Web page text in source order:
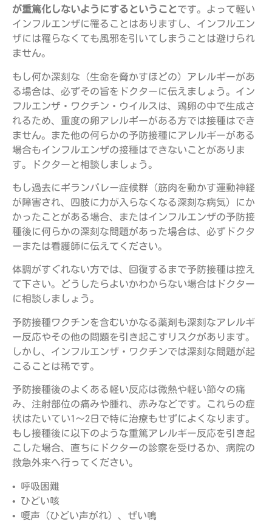
が重篤化しないようにするということです。よって軽い
インフルエンザに罹ることはありますし、インフルエン
ザには罹らなくても風邪を引いてしまうことは避けられ
ません。
もし何か深刻な（生命を脅かすほどの）アレルギーがあ
る場合は、必ずその旨をドクターに伝えましょう。イン
フルエンザ・ワクチン・ウイルスは、鶏卵の中で生成さ
れるため、重度の卵アレルギーがある方では接種はでき
ません。また他の何らかの予防接種にアレルギーがある
場合もインフルエンザの接種はできないことがありま
す。ドクターと相談しましょう。
もし過去にギランバレー症候群（筋肉を動かす運動神経
が障害され、四肢に力が入らなくなる深刻な病気）にか
かったことがある場合、またはインフルエンザの予防接
種後に何らかの深刻な問題があった場合は、必ずドクタ
ーまたは看護師に伝えてください。
体調がすぐれない方では、回復するまで予防接種は控え
て下さい。どうしたらよいかわからない場合はドクター
に相談しましょう。
予防接種ワクチンを含むいかなる薬剤も深刻なアレルギ
ー反応やその他の問題を引き起こすリスクがあります。
しかし、インフルエンザ・ワクチンでは深刻な問題が起
こることは稀です。
予防接種後のよくある軽い反応は微熱や軽い節々の痛
み、注射部位の痛みや腫れ、赤みなどです。これらの症
状はたいてい1～2日で特に治療もせずによくなります。
もし接種後に以下のような重篤アレルギー反応を引き起
こした場合、直ちにドクターの診察を受けるか、病院の
救急外来へ行ってください。
• 呼吸困難
• ひどい咳
• 嗄声（ひどい声がれ）、ぜい鳴